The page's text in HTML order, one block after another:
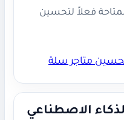
فعلاً لتحسين
الاصطناعي